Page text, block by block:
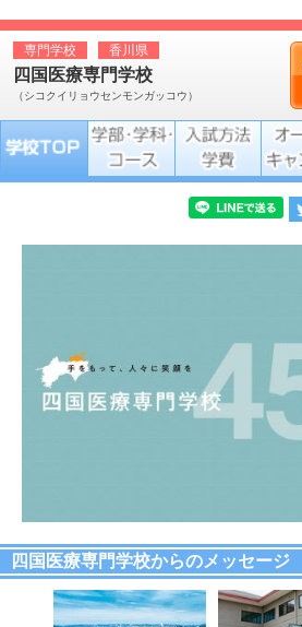
専門学校 香川県
四国医療専門学校
（シコクイリョウセンモンガッコウ）
四国医療専門学校からのメッセージ